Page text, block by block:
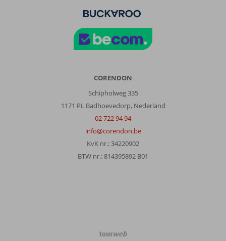
CORENDON
Schipholweg 335
1171 PL Badhoevedorp, Nederland
02 722 94 94
info@corendon.be
KvK nr.: 34220902
BTW nr.: 814395892 B01
TourWeb